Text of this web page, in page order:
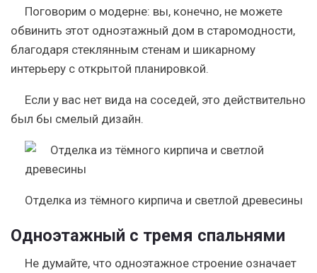
Поговорим о модерне: вы, конечно, не можете
обвинить этот одноэтажный дом в старомодности,
благодаря стеклянным стенам и шикарному
интерьеру с открытой планировкой.
Если у вас нет вида на соседей, это действительно
был бы смелый дизайн.
Отделка из тёмного кирпича и светлой древесины
Одноэтажный с тремя спальнями
Не думайте, что одноэтажное строение означает